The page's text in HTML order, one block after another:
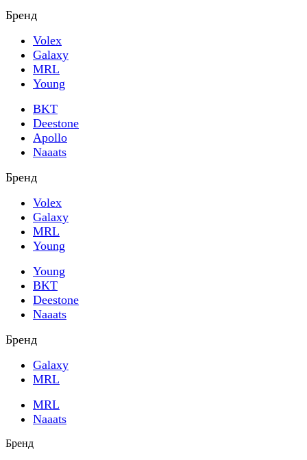
Бренд
Volex
Galaxy
MRL
Young
BKT
Deestone
Apollo
Naaats
Бренд
Volex
Galaxy
MRL
Young
Young
BKT
Deestone
Naaats
Бренд
Galaxy
MRL
MRL
Naaats
Бренд